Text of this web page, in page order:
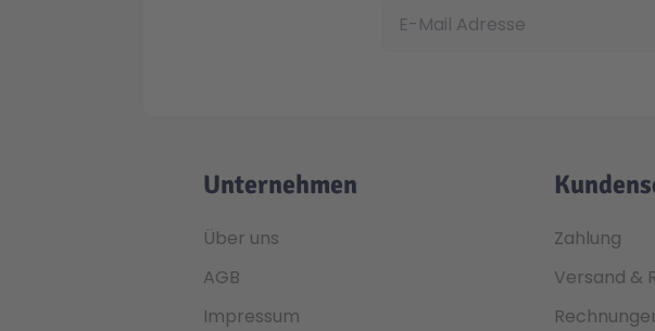
Unternehmen
Über uns
AGB
Impressum
Zahlung
Versand &